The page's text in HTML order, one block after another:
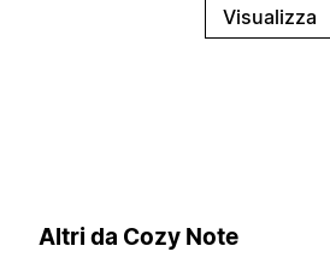
Visualizza
Altri da Cozy Note